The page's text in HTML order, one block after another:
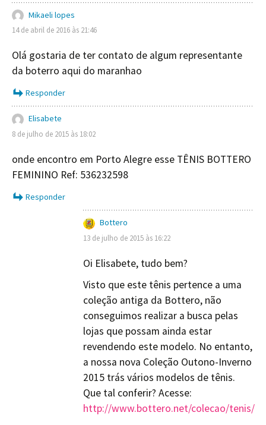
Mikaeli lopes
14 de abril de 2016 às 21:46
Olá gostaria de ter contato de algum representante
da boterro aqui do maranhao
Responder
Elisabete
8 de julho de 2015 às 18:02
onde encontro em Porto Alegre esse TÊNIS BOTTERO
FEMININO Ref: 536232598
Responder
Bottero
13 de julho de 2015 às 16:22
Oi Elisabete, tudo bem?
Visto que este tênis pertence a uma
coleção antiga da Bottero, não
conseguimos realizar a busca pelas
lojas que possam ainda estar
revendendo este modelo. No entanto,
a nossa nova Coleção Outono-Inverno
2015 trás vários modelos de tênis.
Que tal conferir? Acesse:
http://www.bottero.net/colecao/tenis/